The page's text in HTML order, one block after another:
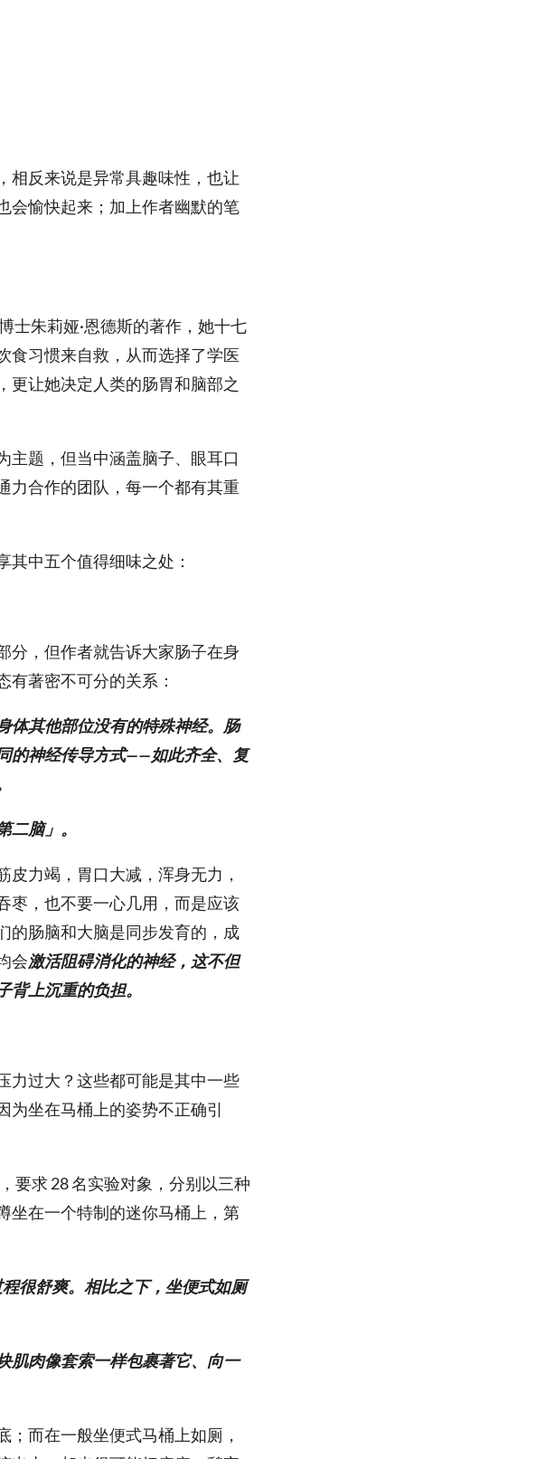
相反来说是异常具趣味性，也让
会愉快起来；加上作者幽默的笔
士朱莉娅·恩德斯的著作，她十七
食习惯来自救，从而选择了学医
更让她决定人类的肠胃和脑部之
主题，但当中涵盖脑子、眼耳口
力合作的团队，每一个都有其重
中五个值得细味之处：
分，但作者就告诉大家肠子在身
著密不可分的关系：
体其他部位没有的特殊神经。肠
的神经传导方式——如此齐全、复
脑」。
力竭，胃口大减，浑身无力，
枣，也不要一心几用，而是应该
的肠脑和大脑是同步发育的，成
会激活阻碍消化的神经，这不但
上沉重的负担。
力过大？这些都可能是其中一些
为坐在马桶上的姿势不正确引
要求 28 名实验对象，分别以三种
坐在一个特制的迷你马桶上，第
很舒爽。相比之下，坐便式如厕
肌肉像套索一样包裹著它、向一
；而在一般坐便式马桶上如厕，